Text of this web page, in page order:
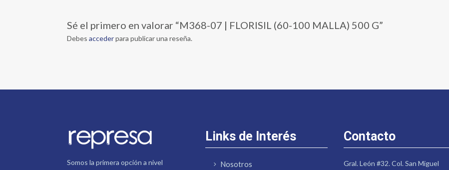
Sé el primero en valorar “M368-07 | FLORISIL (60-100 MALLA) 500 G”
Debesaccederpara publicar una reseña.
Somos la primera opción a nivel
Links de Interés
Nosotros
Contacto
Gral. León #32. Col. San Miguel